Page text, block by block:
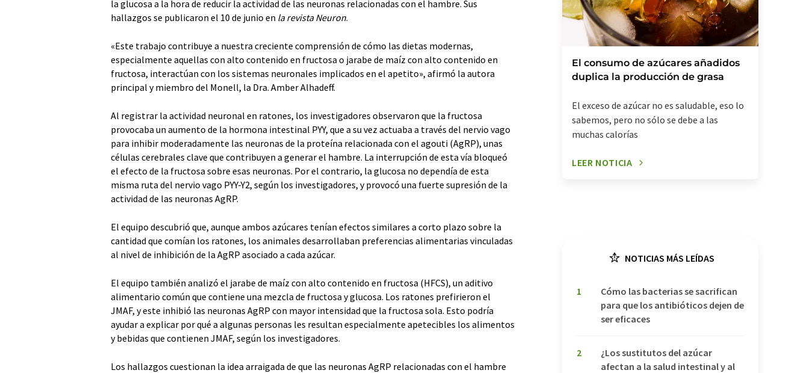
la glucosa a la hora de reducir la actividad de las neuronas relacionadas con el hambre. Sus
hallazgos se publicaron el 10 de junio en la revista Neuron.
«Este trabajo contribuye a nuestra creciente comprensión de cómo las dietas modernas,
especialmente aquellas con alto contenido en fructosa o jarabe de maíz con alto contenido en
fructosa, interactúan con los sistemas neuronales implicados en el apetito», afirmó la autora
principal y miembro del Monell, la Dra. Amber Alhadeff.
Al registrar la actividad neuronal en ratones, los investigadores observaron que la fructosa
provocaba un aumento de la hormona intestinal PYY, que a su vez actuaba a través del nervio vago
para inhibir moderadamente las neuronas de la proteína relacionada con el agouti (AgRP), unas
células cerebrales clave que contribuyen a generar el hambre. La interrupción de esta vía bloqueó
el efecto de la fructosa sobre esas neuronas. Por el contrario, la glucosa no dependía de esta
misma ruta del nervio vago PYY-Y2, según los investigadores, y provocó una fuerte supresión de la
actividad de las neuronas AgRP.
El equipo descubrió que, aunque ambos azúcares tenían efectos similares a corto plazo sobre la
cantidad que comían los ratones, los animales desarrollaban preferencias alimentarias vinculadas
al nivel de inhibición de la AgRP asociado a cada azúcar.
El equipo también analizó el jarabe de maíz con alto contenido en fructosa (HFCS), un aditivo
alimentario común que contiene una mezcla de fructosa y glucosa. Los ratones prefirieron el
JMAF, y este inhibió las neuronas AgRP con mayor intensidad que la fructosa sola. Esto podría
ayudar a explicar por qué a algunas personas les resultan especialmente apetecibles los alimentos
y bebidas que contienen JMAF, según los investigadores.
Los hallazgos cuestionan la idea arraigada de que las neuronas AgRP relacionadas con el hambre
El consumo de azúcares añadidos
duplica la producción de grasa
El exceso de azúcar no es saludable, eso lo
sabemos, pero no sólo se debe a las
muchas calorías
LEER NOTICIA
NOTICIAS MÁS LEÍDAS
1
Cómo las bacterias se sacrifican
para que los antibióticos dejen de
ser eficaces
2
¿Los sustitutos del azúcar
afectan a la salud intestinal y al